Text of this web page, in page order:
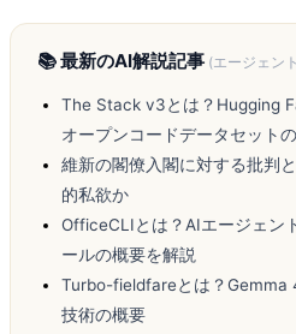
📚 最新のAI解説記事 (エージェン
The Stack v3とは？Hugging
オープンコードデータセット
維新の閣僚入閣に対する批判
的私欲か
OfficeCLIとは？AIエージェン
ールの概要を解説
Turbo-fieldfareとは？Gemma
技術の概要